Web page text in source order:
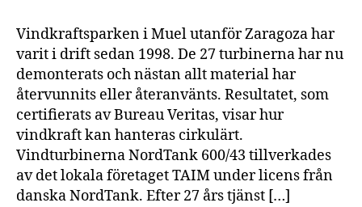
Vindkraftsparken i Muel utanför Zaragoza har
varit i drift sedan 1998. De 27 turbinerna har nu
demonterats och nästan allt material har
återvunnits eller återanvänts. Resultatet, som
certifierats av Bureau Veritas, visar hur
vindkraft kan hanteras cirkulärt.
Vindturbinerna NordTank 600/43 tillverkades
av det lokala företaget TAIM under licens från
danska NordTank. Efter 27 års tjänst […]